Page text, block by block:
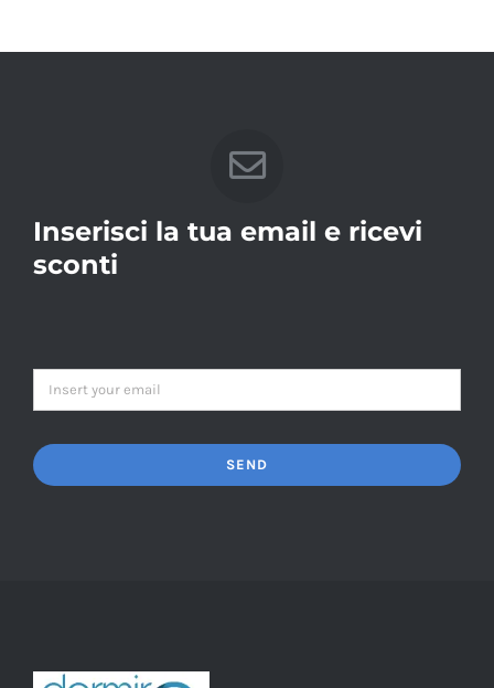
Inserisci la tua email e ricevi
sconti
SEND